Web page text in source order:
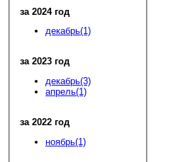
за 2024 год
декабрь(1)
за 2023 год
декабрь(3)
апрель(1)
за 2022 год
ноябрь(1)